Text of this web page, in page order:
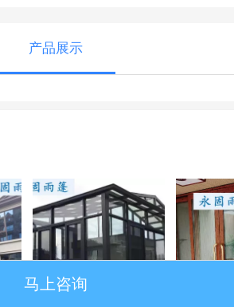
产品展示
惠水阳光房安装
马上咨询